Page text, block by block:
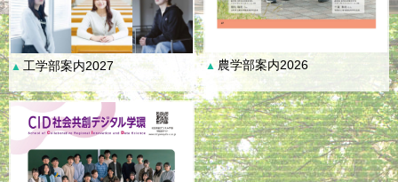
▲ 工学部案内2027 ▲ 農学部案内2026